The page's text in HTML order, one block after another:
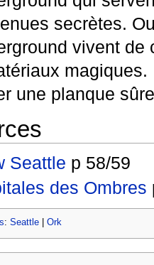
secrètes.
vivent de
une planque
Seattle p 58/59
des Ombres
: Seattle| Ork